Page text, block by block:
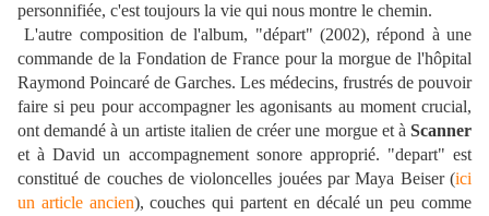
personnifiée, c'est toujours la vie qui nous montre le chemin.
L'autre composition de l'album, "départ" (2002), répond à une
commande de la Fondation de France pour la morgue de l'hôpital
Raymond Poincaré de Garches. Les médecins, frustrés de pouvoir
faire si peu pour accompagner les agonisants au moment crucial,
ont demandé à un artiste italien de créer une morgue et à Scanner
et à David un accompagnement sonore approprié. "depart" est
constitué de couches de violoncelles jouées par Maya Beiser (ici
un article ancien), couches qui partent en décalé un peu comme